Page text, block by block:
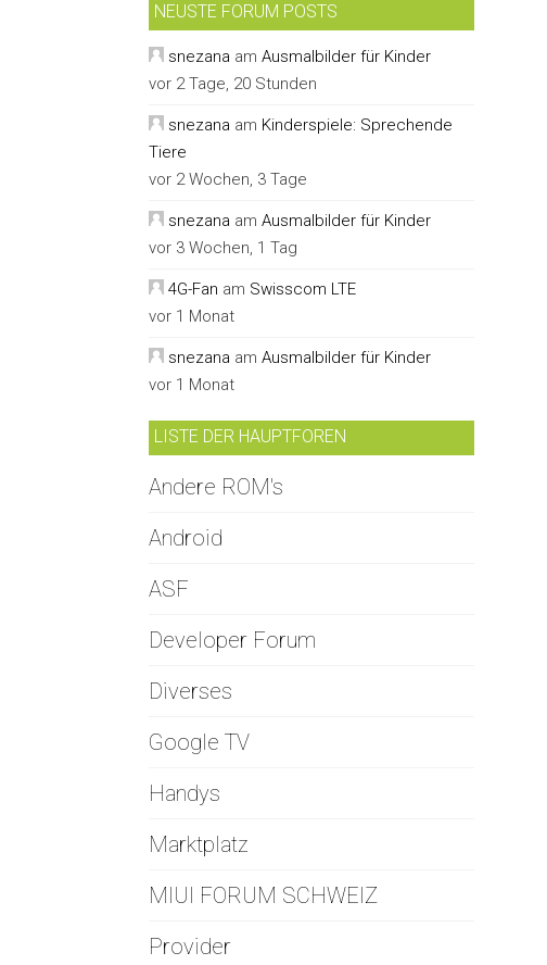
NEUSTE FORUM POSTS
snezana am Ausmalbilder für Kinder
vor 2 Tage, 20 Stunden
snezana am Kinderspiele: Sprechende
Tiere
vor 2 Wochen, 3 Tage
snezana am Ausmalbilder für Kinder
vor 3 Wochen, 1 Tag
4G-Fan am Swisscom LTE
vor 1 Monat
snezana am Ausmalbilder für Kinder
vor 1 Monat
LISTE DER HAUPTFOREN
Andere ROM's
Android
ASF
Developer Forum
Diverses
Google TV
Handys
Marktplatz
MIUI FORUM SCHWEIZ
Provider